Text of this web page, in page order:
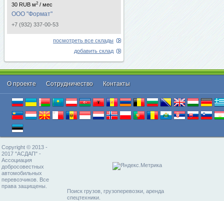
30 RUB м2 / мес
ООО "Формат"
+7 (932) 337-00-53
посмотреть все склады
добавить склад
О проекте Cотрудничество Контакты
Copyright © 2013 -
2017 "АСДАП" -
Ассоциация
добросовестных
автомобильных
перевозчиков. Все
права защищены.
Поиск грузов, грузоперевозки, аренда
спецтехники.